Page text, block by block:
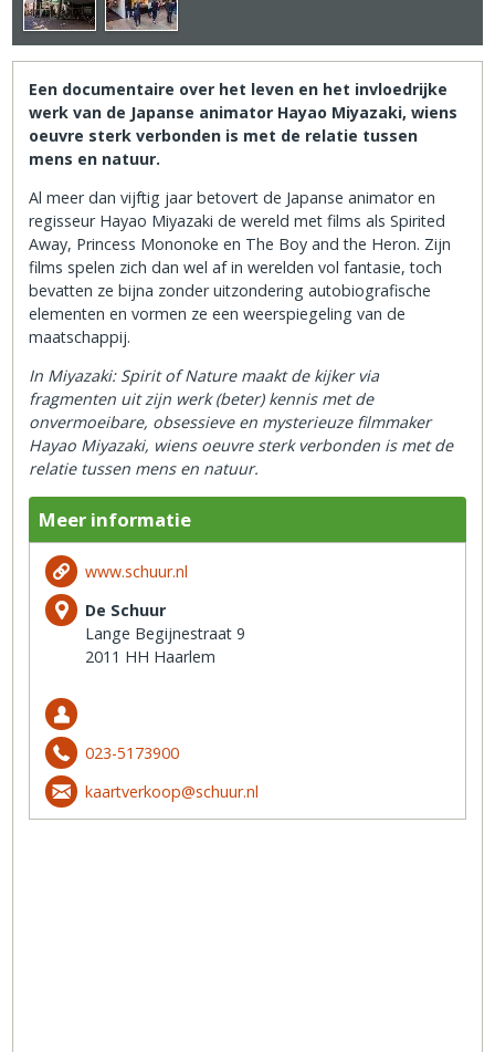
Een documentaire over het leven en het invloedrijke
werk van de Japanse animator Hayao Miyazaki, wiens
oeuvre sterk verbonden is met de relatie tussen
mens en natuur.
Al meer dan vijftig jaar betovert de Japanse animator en
regisseur Hayao Miyazaki de wereld met films als Spirited
Away, Princess Mononoke en The Boy and the Heron. Zijn
films spelen zich dan wel af in werelden vol fantasie, toch
bevatten ze bijna zonder uitzondering autobiografische
elementen en vormen ze een weerspiegeling van de
maatschappij.
In Miyazaki: Spirit of Nature maakt de kijker via
fragmenten uit zijn werk (beter) kennis met de
onvermoeibare, obsessieve en mysterieuze filmmaker
Hayao Miyazaki, wiens oeuvre sterk verbonden is met de
relatie tussen mens en natuur.
Meer informatie
www.schuur.nl
De Schuur
Lange Begijnestraat 9
2011 HH Haarlem
023-5173900
kaartverkoop@schuur.nl